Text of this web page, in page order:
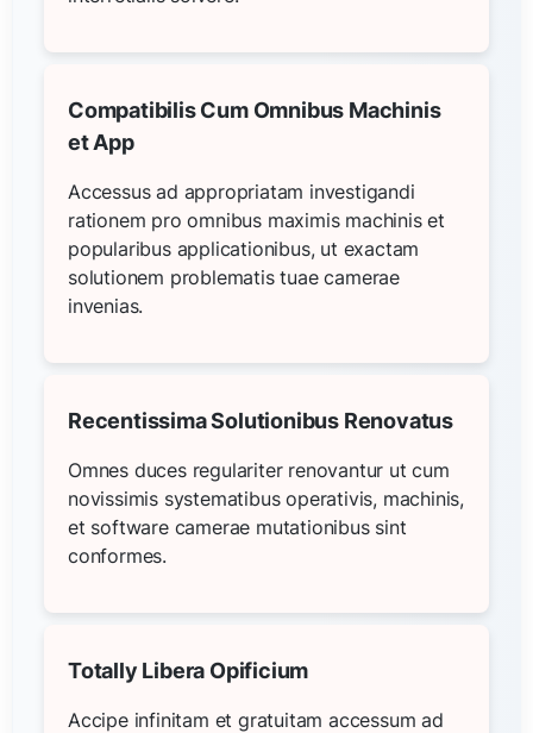
Compatibilis Cum Omnibus Machinis
et App
Accessus ad appropriatam investigandi
rationem pro omnibus maximis machinis et
popularibus applicationibus, ut exactam
solutionem problematis tuae camerae
invenias.
Recentissima Solutionibus Renovatus
Omnes duces regulariter renovantur ut cum
novissimis systematibus operativis, machinis,
et software camerae mutationibus sint
conformes.
Totally Libera Opificium
Accipe infinitam et gratuitam accessum ad